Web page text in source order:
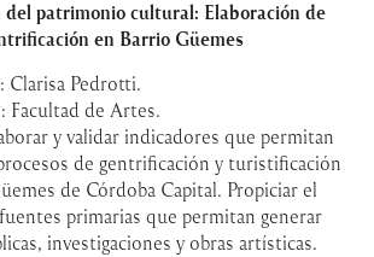
patrimonio cultural: Elaboración de
en Barrio Güemes
Clarisa Pedrotti.
Facultad de Artes.
y validar indicadores que permitan
de gentrificación y turistificación
de Córdoba Capital. Propiciar el
primarias que permitan generar
investigaciones y obras artísticas.